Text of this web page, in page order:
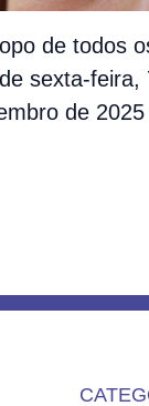
de todos
sexta-feira,
de 2025